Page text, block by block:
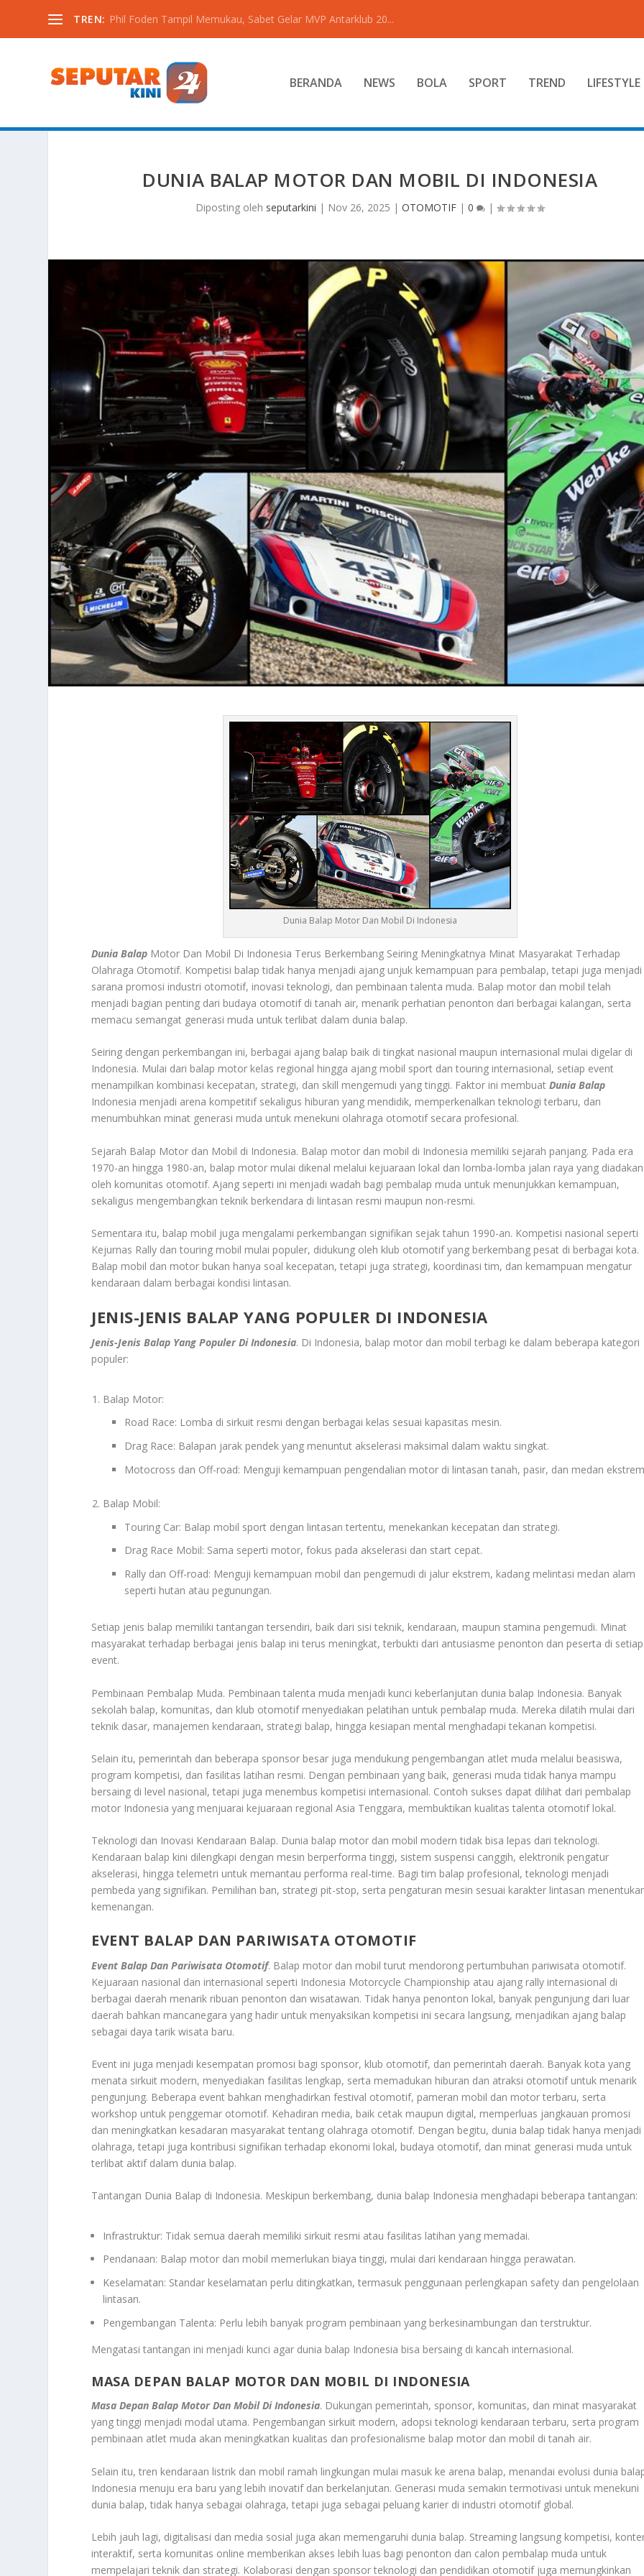
TREN: Phil Foden Tampil Memukau, Sabet Gelar MVP Antarklub 20...
BERANDA NEWS BOLA SPORT TREND LIFESTYLE
DUNIA BALAP MOTOR DAN MOBIL DI INDONESIA
Diposting oleh seputarkini | Nov 26, 2025 |OTOMOTIF |0 |
Dunia Balap Motor Dan Mobil Di Indonesia
Dunia Balap Motor Dan Mobil Di Indonesia Terus Berkembang Seiring Meningkatnya Minat Masyarakat Terhadap
Olahraga Otomotif. Kompetisi balap tidak hanya menjadi ajang unjuk kemampuan para pembalap, tetapi juga menjadi
sarana promosi industri otomotif, inovasi teknologi, dan pembinaan talenta muda. Balap motor dan mobil telah
menjadi bagian penting dari budaya otomotif di tanah air, menarik perhatian penonton dari berbagai kalangan, serta
memacu semangat generasi muda untuk terlibat dalam dunia balap.
Seiring dengan perkembangan ini, berbagai ajang balap baik di tingkat nasional maupun internasional mulai digelar di
Indonesia. Mulai dari balap motor kelas regional hingga ajang mobil sport dan touring internasional, setiap event
menampilkan kombinasi kecepatan, strategi, dan skill mengemudi yang tinggi. Faktor ini membuatDunia Balap
Indonesia menjadi arena kompetitif sekaligus hiburan yang mendidik, memperkenalkan teknologi terbaru, dan
menumbuhkan minat generasi muda untuk menekuni olahraga otomotif secara profesional.
Sejarah Balap Motor dan Mobil di Indonesia. Balap motor dan mobil di Indonesia memiliki sejarah panjang. Pada era
1970-an hingga 1980-an, balap motor mulai dikenal melalui kejuaraan lokal dan lomba-lomba jalan raya yang diadakan
oleh komunitas otomotif. Ajang seperti ini menjadi wadah bagi pembalap muda untuk menunjukkan kemampuan,
sekaligus mengembangkan teknik berkendara di lintasan resmi maupun non-resmi.
Sementara itu, balap mobil juga mengalami perkembangan signifikan sejak tahun 1990-an. Kompetisi nasional seperti
Kejurnas Rally dan touring mobil mulai populer, didukung oleh klub otomotif yang berkembang pesat di berbagai kota.
Balap mobil dan motor bukan hanya soal kecepatan, tetapi juga strategi, koordinasi tim, dan kemampuan mengatur
kendaraan dalam berbagai kondisi lintasan.
JENIS-JENIS BALAP YANG POPULER DI INDONESIA
Jenis-Jenis Balap Yang Populer Di Indonesia. Di Indonesia, balap motor dan mobil terbagi ke dalam beberapa kategori
populer:
Balap Motor:
Road Race: Lomba di sirkuit resmi dengan berbagai kelas sesuai kapasitas mesin.
Drag Race: Balapan jarak pendek yang menuntut akselerasi maksimal dalam waktu singkat.
Motocross dan Off-road: Menguji kemampuan pengendalian motor di lintasan tanah, pasir, dan medan
Balap Mobil:
Touring Car: Balap mobil sport dengan lintasan tertentu, menekankan kecepatan dan strategi.
Drag Race Mobil: Sama seperti motor, fokus pada akselerasi dan start cepat.
Rally dan Off-road: Menguji kemampuan mobil dan pengemudi di jalur ekstrem, kadang melintasi medan alam
seperti hutan atau pegunungan.
Setiap jenis balap memiliki tantangan tersendiri, baik dari sisi teknik, kendaraan, maupun stamina pengemudi. Minat
masyarakat terhadap berbagai jenis balap ini terus meningkat, terbukti dari antusiasme penonton dan peserta di setiap
event.
Pembinaan Pembalap Muda. Pembinaan talenta muda menjadi kunci keberlanjutan dunia balap Indonesia. Banyak
sekolah balap, komunitas, dan klub otomotif menyediakan pelatihan untuk pembalap muda. Mereka dilatih mulai dari
teknik dasar, manajemen kendaraan, strategi balap, hingga kesiapan mental menghadapi tekanan kompetisi.
Selain itu, pemerintah dan beberapa sponsor besar juga mendukung pengembangan atlet muda melalui beasiswa,
program kompetisi, dan fasilitas latihan resmi. Dengan pembinaan yang baik, generasi muda tidak hanya mampu
bersaing di level nasional, tetapi juga menembus kompetisi internasional. Contoh sukses dapat dilihat dari pembalap
motor Indonesia yang menjuarai kejuaraan regional Asia Tenggara, membuktikan kualitas talenta otomotif lokal.
Teknologi dan Inovasi Kendaraan Balap. Dunia balap motor dan mobil modern tidak bisa lepas dari teknologi.
Kendaraan balap kini dilengkapi dengan mesin berperforma tinggi, sistem suspensi canggih, elektronik pengatur
akselerasi, hingga telemetri untuk memantau performa real-time. Bagi tim balap profesional, teknologi menjadi
pembeda yang signifikan. Pemilihan ban, strategi pit-stop, serta pengaturan mesin sesuai karakter lintasan
kemenangan.
EVENT BALAP DAN PARIWISATA OTOMOTIF
Event Balap Dan Pariwisata Otomotif. Balap motor dan mobil turut mendorong pertumbuhan pariwisata otomotif.
Kejuaraan nasional dan internasional seperti Indonesia Motorcycle Championship atau ajang rally internasional di
berbagai daerah menarik ribuan penonton dan wisatawan. Tidak hanya penonton lokal, banyak pengunjung dari luar
daerah bahkan mancanegara yang hadir untuk menyaksikan kompetisi ini secara langsung, menjadikan ajang balap
sebagai daya tarik wisata baru.
Event ini juga menjadi kesempatan promosi bagi sponsor, klub otomotif, dan pemerintah daerah. Banyak kota yang
menata sirkuit modern, menyediakan fasilitas lengkap, serta memadukan hiburan dan atraksi otomotif untuk menarik
pengunjung. Beberapa event bahkan menghadirkan festival otomotif, pameran mobil dan motor terbaru, serta
workshop untuk penggemar otomotif. Kehadiran media, baik cetak maupun digital, memperluas jangkauan promosi
dan meningkatkan kesadaran masyarakat tentang olahraga otomotif. Dengan begitu, dunia balap tidak hanya menjadi
olahraga, tetapi juga kontribusi signifikan terhadap ekonomi lokal, budaya otomotif, dan minat generasi muda untuk
terlibat aktif dalam dunia balap.
Tantangan Dunia Balap di Indonesia. Meskipun berkembang, dunia balap Indonesia menghadapi beberapa tantangan:
Infrastruktur: Tidak semua daerah memiliki sirkuit resmi atau fasilitas latihan yang memadai.
Pendanaan: Balap motor dan mobil memerlukan biaya tinggi, mulai dari kendaraan hingga perawatan.
Keselamatan: Standar keselamatan perlu ditingkatkan, termasuk penggunaan perlengkapan safety dan pengelolaan
lintasan.
Pengembangan Talenta: Perlu lebih banyak program pembinaan yang berkesinambungan dan terstruktur.
Mengatasi tantangan ini menjadi kunci agar dunia balap Indonesia bisa bersaing di kancah internasional.
MASA DEPAN BALAP MOTOR DAN MOBIL DI INDONESIA
Masa Depan Balap Motor Dan Mobil Di Indonesia. Dukungan pemerintah, sponsor, komunitas, dan minat masyarakat
yang tinggi menjadi modal utama. Pengembangan sirkuit modern, adopsi teknologi kendaraan terbaru, serta program
pembinaan atlet muda akan meningkatkan kualitas dan profesionalisme balap motor dan mobil di tanah air.
Selain itu, tren kendaraan listrik dan mobil ramah lingkungan mulai masuk ke arena balap, menandai evolusi dunia
Indonesia menuju era baru yang lebih inovatif dan berkelanjutan. Generasi muda semakin termotivasi untuk menekuni
dunia balap, tidak hanya sebagai olahraga, tetapi juga sebagai peluang karier di industri otomotif global.
Lebih jauh lagi, digitalisasi dan media sosial juga akan memengaruhi dunia balap. Streaming langsung kompetisi,
interaktif, serta komunitas online memberikan akses lebih luas bagi penonton dan calon pembalap muda untuk
mempelajari teknik dan strategi. Kolaborasi dengan sponsor teknologi dan pendidikan otomotif juga memungkinkan